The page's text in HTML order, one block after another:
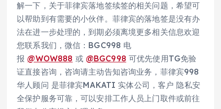
解一下，关于菲律宾落地签续签的相关问题，希望可
以帮助到有需要的小伙伴。菲律宾的落地签是没有办
法在进一步处理的，到期必须离境更多相关信息欢迎
您联系我们，微信：BGC998 电
报@WOW888 或 @BGC998 可优先使用TG免验
证直接咨询，咨询请主动告知咨询业务，菲律宾998
华人顾问 是菲律宾MAKATI 实体公司，客户 隐私安
全保护服务可靠，可以安排工作人员上门取件或前往